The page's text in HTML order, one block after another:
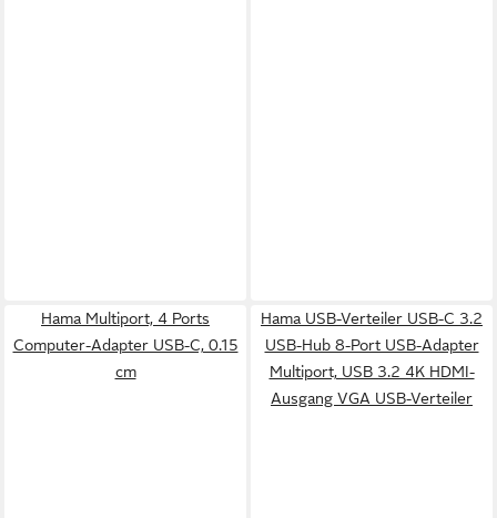
Hama Multiport, 4 Ports
Computer-Adapter USB-C, 0.15
cm
Hama USB-Verteiler USB-C 3.2
USB-Hub 8-Port USB-Adapter
Multiport, USB 3.2 4K HDMI-
Ausgang VGA USB-Verteiler